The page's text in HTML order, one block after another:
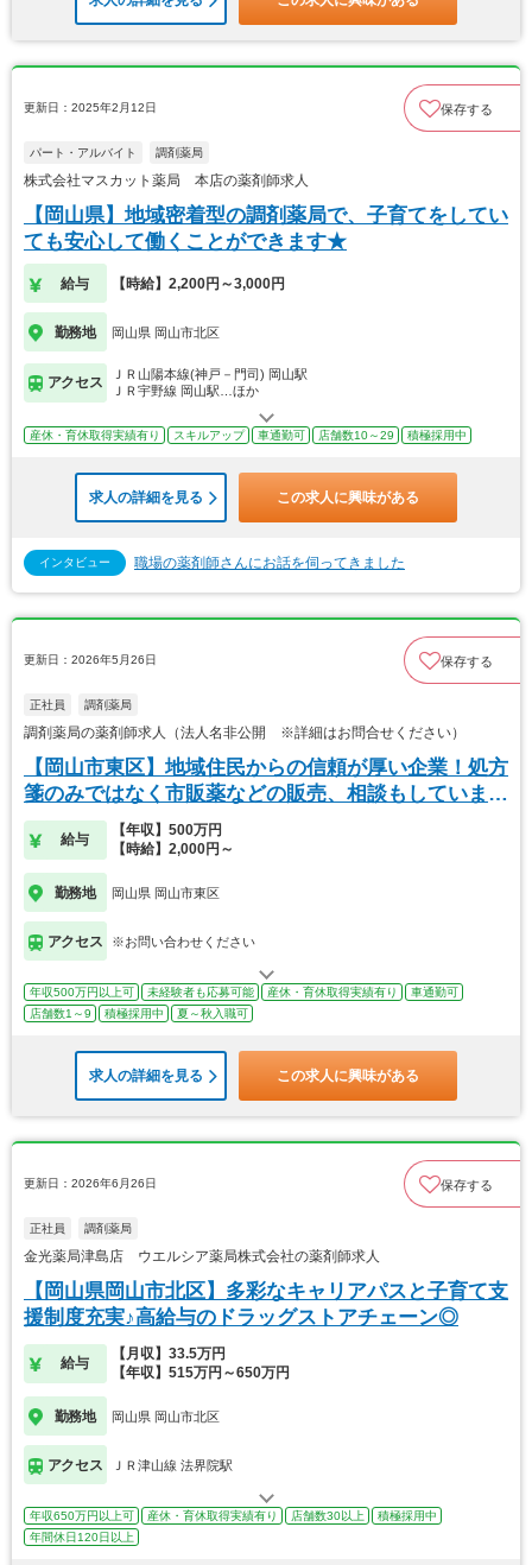
更新日：2025年2月12日 保存する
パート・アルバイト 調剤薬局
株式会社マスカット薬局 本店の薬剤師求人
【岡山県】地域密着型の調剤薬局で、子育てをしてい
ても安心して働くことができます★
給与 【時給】2,200円～3,000円
勤務地 岡山県 岡山市北区
アクセス
ＪＲ山陽本線(神戸－門司) 岡山駅
ＪＲ宇野線 岡山駅…ほか
産休・育休取得実績有り スキルアップ 車通勤可 店舗数10～29 積極採用中
求人の詳細を見る この求人に興味がある
インタビュー 職場の薬剤師さんにお話を伺ってきました
更新日：2026年5月26日 保存する
正社員 調剤薬局
調剤薬局の薬剤師求人（法人名非公開 ※詳細はお問合せください）
【岡山市東区】地域住民からの信頼が厚い企業！処方
箋のみではなく市販薬などの販売、相談もしていま
す！
給与
【年収】500万円
【時給】2,000円～
勤務地 岡山県 岡山市東区
アクセス ※お問い合わせください
年収500万円以上可 未経験者も応募可能 産休・育休取得実績有り
車通勤可
店舗数1～9
積極採用中 夏～秋入職可
求人の詳細を見る この求人に興味がある
更新日：2026年6月26日 保存する
正社員 調剤薬局
金光薬局津島店 ウエルシア薬局株式会社の薬剤師求人
【岡山県岡山市北区】多彩なキャリアパスと子育て支
援制度充実♪高給与のドラッグストアチェーン◎
給与
【月収】33.5万円
【年収】515万円～650万円
勤務地 岡山県 岡山市北区
アクセス ＪＲ津山線 法界院駅
年収650万円以上可 産休・育休取得実績有り 店舗数30以上
積極採用中
年間休日120日以上